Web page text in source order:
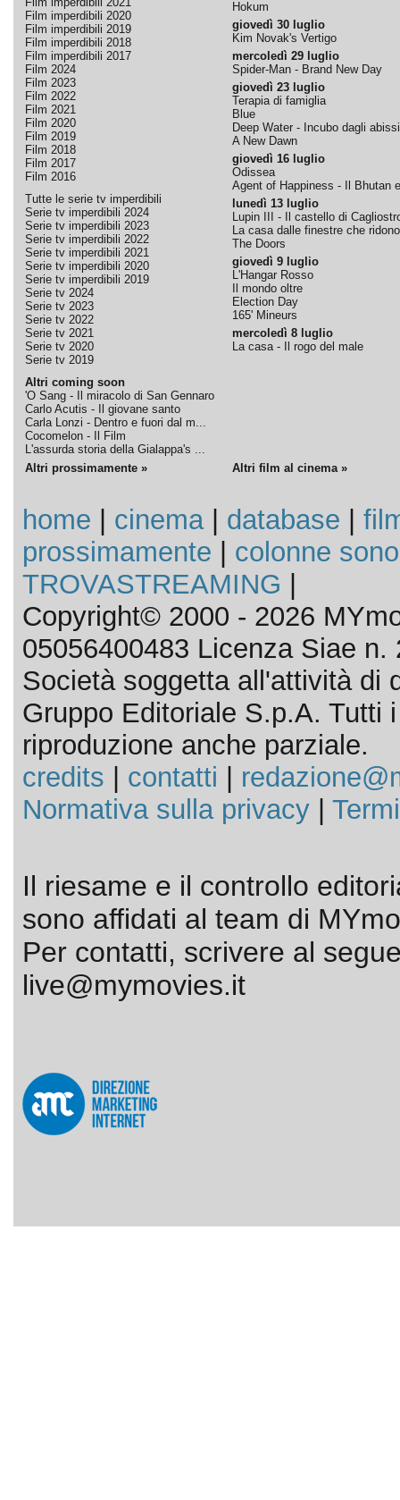
Film imperdibili 2020
Film imperdibili 2019
Film imperdibili 2018
Film imperdibili 2017
Film 2024
Film 2023
Film 2022
Film 2021
Film 2020
Film 2019
Film 2018
Film 2017
Film 2016
Tutte le serie tv imperdibili
Serie tv imperdibili 2024
Serie tv imperdibili 2023
Serie tv imperdibili 2022
Serie tv imperdibili 2021
Serie tv imperdibili 2020
Serie tv imperdibili 2019
Serie tv 2024
Serie tv 2023
Serie tv 2022
Serie tv 2021
Serie tv 2020
Serie tv 2019
Altri coming soon
'O Sang - Il miracolo di San Gennaro
Carlo Acutis - Il giovane santo
Carla Lonzi - Dentro e fuori dal m...
Cocomelon - Il Film
L'assurda storia della Gialappa's ...
Hokum
giovedì 30 luglio
Kim Novak's Vertigo
mercoledì 29 luglio
Spider-Man - Brand New Day
giovedì 23 luglio
Terapia di famiglia
Blue
Deep Water - Incubo dagli abissi
A New Dawn
giovedì 16 luglio
Odissea
Agent of Happiness - Il Bhutan
lunedì 13 luglio
Lupin III - Il castello di
La casa dalle finestre che ridono
The Doors
giovedì 9 luglio
L'Hangar Rosso
Il mondo oltre
Election Day
165' Mineurs
mercoledì 8 luglio
La casa - Il rogo del male
Altri prossimamente » Altri film al cinema »
home cinema| database
prossimamente
colonne
TROVASTREAMING
Copyright© 2000 - 2026
05056400483 Licenza Siae n.
Società soggetta all'attività di
Gruppo Editoriale S.p.A. Tutti
riproduzione anche parziale.
credits
contatti
Normativa sulla privacy|
Il riesame e il controllo
sono affidati al team di
Per contatti, scrivere al
live@mymovies.it